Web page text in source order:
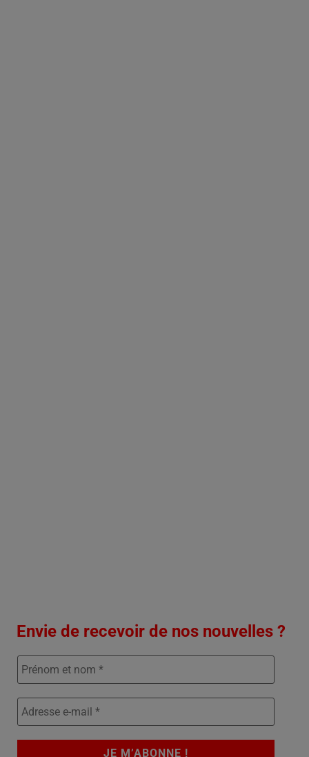
Envie de recevoir de nos nouvelles ?